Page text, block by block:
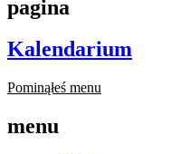
pagina
Kalendarium
Pominąłeś menu
menu